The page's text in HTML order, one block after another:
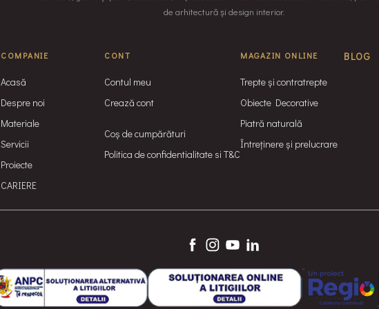
de arhitectură și design interior.
COMPANIE
Acasă
Despre noi
Materiale
Servicii
Proiecte
CARIERE
CONT
Contul meu
Crează cont
Coș de cumpărături
Politica de confidentialitate si T&C
MAGAZIN ONLINE
Trepte și contratrepte
Obiecte Decorative
Piatră naturală
Întreținere și prelucrare
BLOG